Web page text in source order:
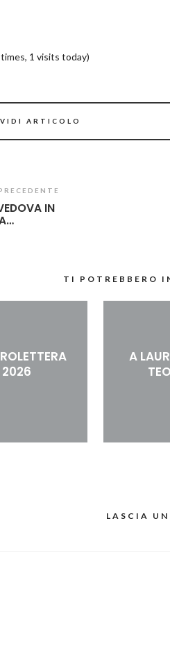
1 visits today)
ARTICOLO
IN
TI POTREBBERO
2026
A
LASCIA